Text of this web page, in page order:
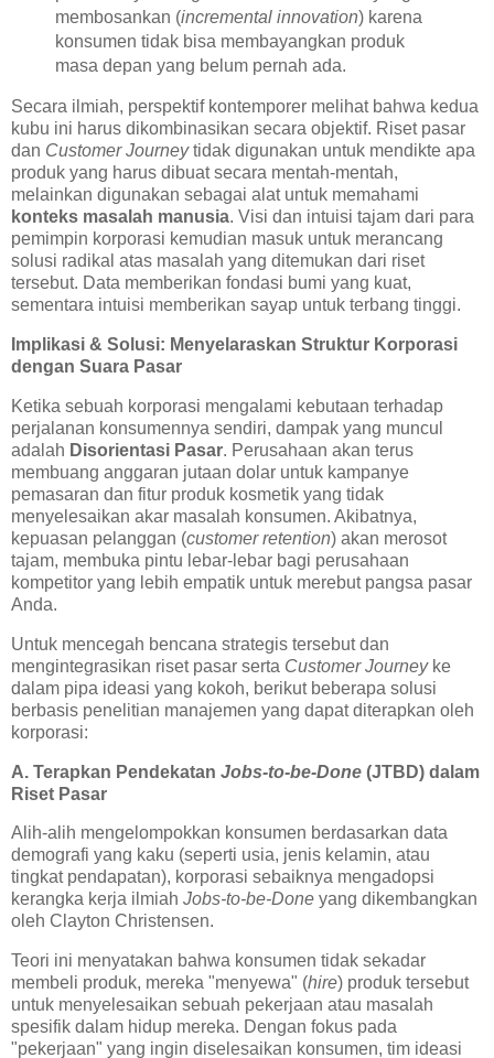
membosankan (incremental innovation) karena
konsumen tidak bisa membayangkan produk
masa depan yang belum pernah ada.
Secara ilmiah, perspektif kontemporer melihat bahwa kedua
kubu ini harus dikombinasikan secara objektif. Riset pasar
dan Customer Journeytidak digunakan untuk mendikte apa
produk yang harus dibuat secara mentah-mentah,
melainkan digunakan sebagai alat untuk memahami
konteks masalah manusia. Visi dan intuisi tajam dari para
pemimpin korporasi kemudian masuk untuk merancang
solusi radikal atas masalah yang ditemukan dari riset
tersebut. Data memberikan fondasi bumi yang kuat,
sementara intuisi memberikan sayap untuk terbang tinggi.
Implikasi & Solusi: Menyelaraskan Struktur Korporasi
dengan Suara Pasar
Ketika sebuah korporasi mengalami kebutaan terhadap
perjalanan konsumennya sendiri, dampak yang muncul
adalah Disorientasi Pasar. Perusahaan akan terus
membuang anggaran jutaan dolar untuk kampanye
pemasaran dan fitur produk kosmetik yang tidak
menyelesaikan akar masalah konsumen. Akibatnya,
kepuasan pelanggan (customer retention) akan merosot
tajam, membuka pintu lebar-lebar bagi perusahaan
kompetitor yang lebih empatik untuk merebut pangsa pasar
Anda.
Untuk mencegah bencana strategis tersebut dan
mengintegrasikan riset pasar serta Customer Journeyke
dalam pipa ideasi yang kokoh, berikut beberapa solusi
berbasis penelitian manajemen yang dapat diterapkan oleh
korporasi:
A. Terapkan Pendekatan Jobs-to-be-Done (JTBD) dalam
Riset Pasar
Alih-alih mengelompokkan konsumen berdasarkan data
demografi yang kaku (seperti usia, jenis kelamin, atau
tingkat pendapatan), korporasi sebaiknya mengadopsi
kerangka kerja ilmiah Jobs-to-be-Done yang dikembangkan
oleh Clayton Christensen.
Teori ini menyatakan bahwa konsumen tidak sekadar
membeli produk, mereka "menyewa" (hire) produk tersebut
untuk menyelesaikan sebuah pekerjaan atau masalah
spesifik dalam hidup mereka. Dengan fokus pada
"pekerjaan" yang ingin diselesaikan konsumen, tim ideasi